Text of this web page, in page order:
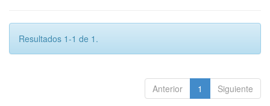
Resultados 1-1 de 1.
Anterior 1 Siguiente